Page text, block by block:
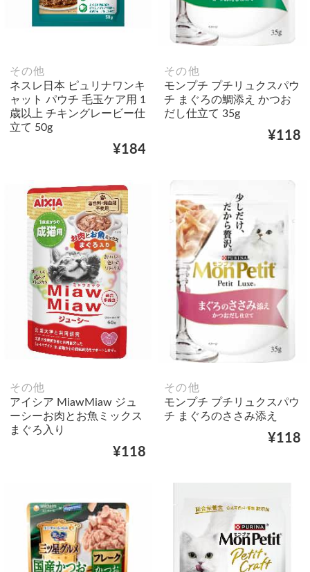
その他
ネスレ日本 ピュリナワンキ
ャット パウチ 毛玉ケア用 1
歳以上 チキングレービー仕
立て 50g
¥184
その他
モンプチ プチリュクスパウ
チ まぐろの鯛添え かつお
だし仕立て 35g
¥118
その他
アイシア MiawMiaw ジュ
ーシーお肉とお魚ミックス
まぐろ入り
¥118
その他
モンプチ プチリュクスパウ
チ まぐろのささみ添え
¥118